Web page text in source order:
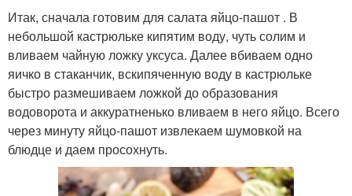
Итак, сначала готовим для салата яйцо-пашот . В
небольшой кастрюльке кипятим воду, чуть солим и
вливаем чайную ложку уксуса. Далее вбиваем одно
яичко в стаканчик, вскипяченную воду в кастрюльке
быстро размешиваем ложкой до образования
водоворота и аккуратненько вливаем в него яйцо. Всего
через минуту яйцо-пашот извлекаем шумовкой на
блюдце и даем просохнуть.